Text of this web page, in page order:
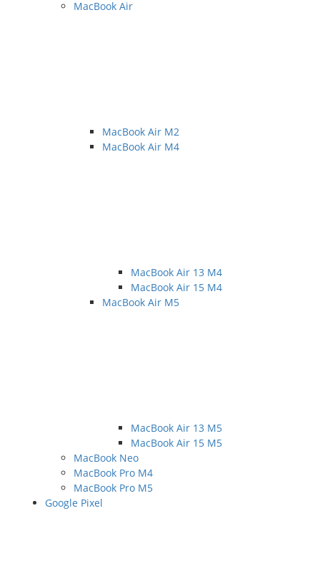
MacBook Air
MacBook Air M2
MacBook Air M4
MacBook Air 13 M4
MacBook Air 15 M4
MacBook Air M5
MacBook Air 13 M5
MacBook Air 15 M5
MacBook Neo
MacBook Pro M4
MacBook Pro M5
Google Pixel